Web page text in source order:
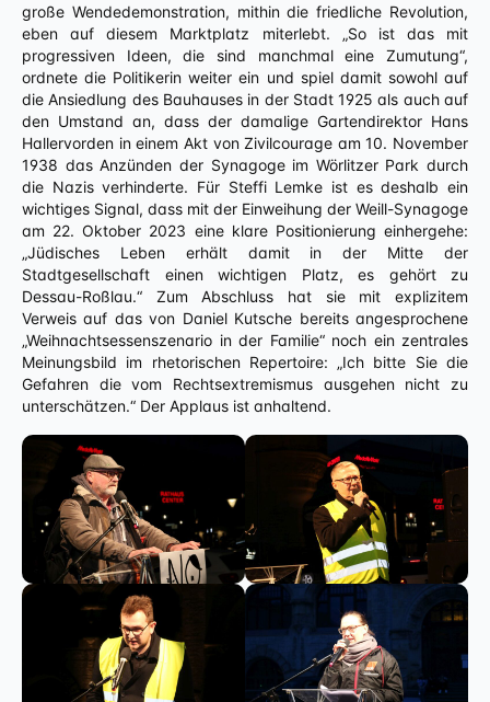
große Wendedemonstration, mithin die friedliche Revolution,
eben auf diesem Marktplatz miterlebt. „So ist das mit
progressiven Ideen, die sind manchmal eine Zumutung“,
ordnete die Politikerin weiter ein und spiel damit sowohl auf
die Ansiedlung des Bauhauses in der Stadt 1925 als auch auf
den Umstand an, dass der damalige Gartendirektor Hans
Hallervorden in einem Akt von Zivilcourage am 10. November
1938 das Anzünden der Synagoge im Wörlitzer Park durch
die Nazis verhinderte. Für Steffi Lemke ist es deshalb ein
wichtiges Signal, dass mit der Einweihung der Weill-Synagoge
am 22. Oktober 2023 eine klare Positionierung einhergehe:
„Jüdisches Leben erhält damit in der Mitte der
Stadtgesellschaft einen wichtigen Platz, es gehört zu
Dessau-Roßlau.“ Zum Abschluss hat sie mit explizitem
Verweis auf das von Daniel Kutsche bereits angesprochene
„Weihnachtsessenszenario in der Familie“ noch ein zentrales
Meinungsbild im rhetorischen Repertoire: „Ich bitte Sie die
Gefahren die vom Rechtsextremismus ausgehen nicht zu
unterschätzen.“ Der Applaus ist anhaltend.